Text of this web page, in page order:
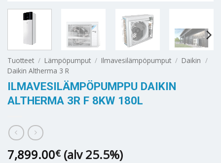
Tuotteet / Lämpöpumput / Ilmavesilämpöpumput / Daikin /
Daikin Altherma 3 R
ILMAVESILÄMPÖPUMPPU DAIKIN
ALTHERMA 3R F 8KW 180L
7,899.00€ (alv 25.5%)